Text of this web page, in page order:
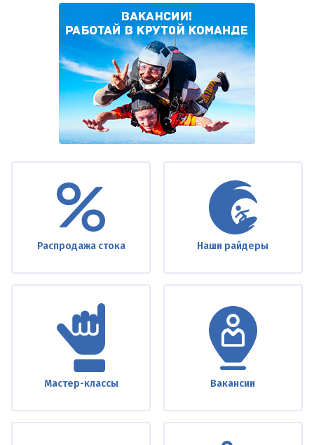
Распродажа стока Наши райдеры
Мастер-классы Вакансии